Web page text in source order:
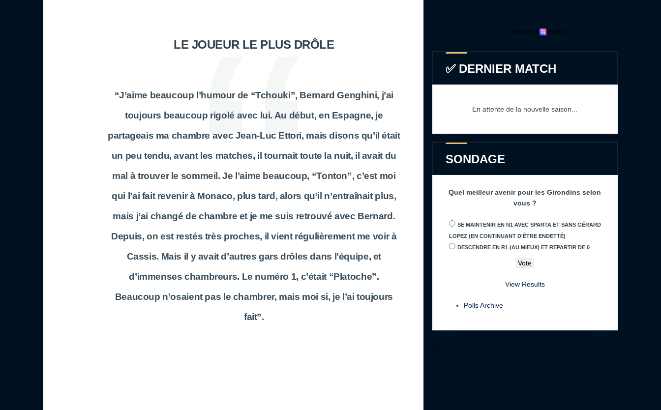
LE JOUEUR LE PLUS DRÔLE
“J’aime beaucoup l’humour de “Tchouki”, Bernard Genghini, j’ai
toujours beaucoup rigolé avec lui. Au début, en Espagne, je
partageais ma chambre avec Jean-Luc Ettori, mais disons qu’il était
un peu tendu, avant les matches, il tournait toute la nuit, il avait du
mal à trouver le sommeil. Je l’aime beaucoup, “Tonton”, c’est moi
qui l’ai fait revenir à Monaco, plus tard, alors qu’il n’entraînait plus,
mais j’ai changé de chambre et je me suis retrouvé avec Bernard.
Depuis, on est restés très proches, il vient régulièrement me voir à
Cassis. Mais il y avait d’autres gars drôles dans l’équipe, et
d’immenses chambreurs. Le numéro 1, c’était “Platoche”.
Beaucoup n’osaient pas le chambrer, mais moi si, je l’ai toujours
fait”.
✅ DERNIER MATCH
En attente de la nouvelle saison...
SONDAGE
Quel meilleur avenir pour les Girondins selon
vous ?
SE MAINTENIR EN N1 AVEC SPARTA ET SANS GÉRARD
LOPEZ (EN CONTINUANT D'ÊTRE ENDETTÉ)
DESCENDRE EN R1 (AU MIEUX) ET REPARTIR DE 0
View Results
Polls Archive